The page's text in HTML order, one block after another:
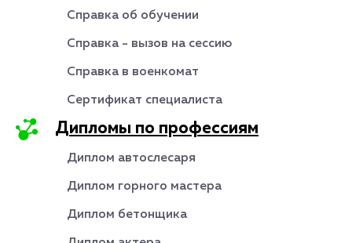
Справка об обучении
Справка - вызов на сессию
Справка в военкомат
Сертификат специалиста
Дипломы по профессиям
Диплом автослесаря
Диплом горного мастера
Диплом бетонщика